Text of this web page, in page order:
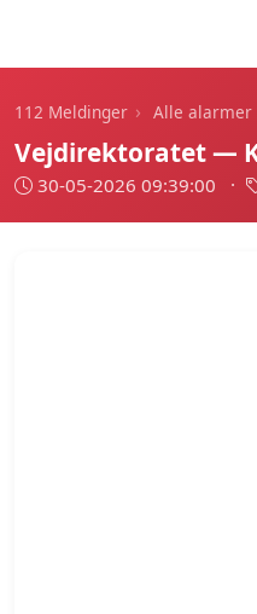
112 Meldinger › Alle alarmer
Vejdirektoratet —
30-05-2026 09:39:00 ·